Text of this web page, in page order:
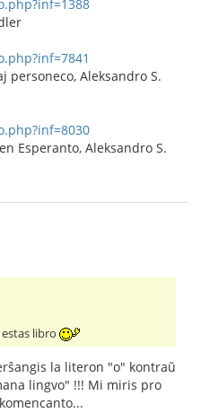
personeco, Aleksandro S.
Esperanto, Aleksandro S.
estas libro
la literon "o" kontraŭ
lingvo" !!! Mi miris pro